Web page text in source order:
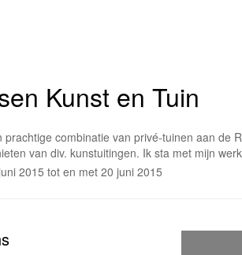
Kunst en Tuin
prachtige combinatie van privé-tuinen aan de
van div. kunstuitingen. Ik sta met mijn
2015 tot en met 20 juni 2015